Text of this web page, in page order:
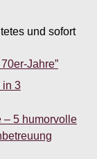
und sofort
Jahre”
in 3
– 5 humorvolle